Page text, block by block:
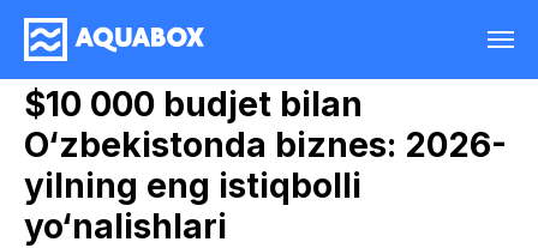
$10 000 budjet bilan
O‘zbekistonda biznes: 2026-
yilning eng istiqbolli
yo‘nalishlari